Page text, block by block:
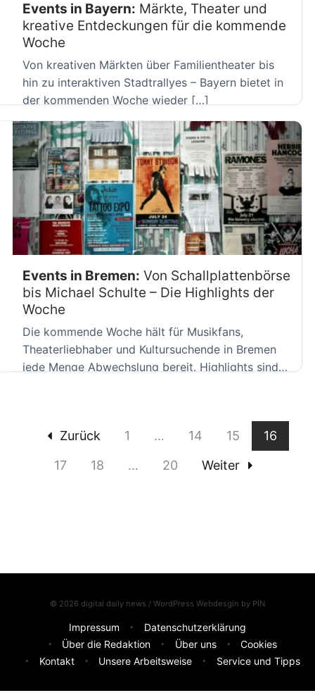
Events in Bayern: Märkte, Theater und
kreative Entdeckungen für die kommende
Woche
Von kreativen Märkten über Familientheater bis
hin zu interaktiven Stadtrallyes – Bayern bietet in
der kommenden Woche wieder […]
Events in Bremen: Von Schallplattenbörse
bis Michael Schulte – Die Highlights der
Woche
Die kommende Woche hält für Musikfans,
Theaterliebhaber und Kultursuchende in Bremen
jede Menge Abwechslung bereit. Highlights sind
Zurück 1 … 14 15
16
17
18 … 20 Weiter
© 2026 digital daily news / WordPress Webdesgin by PIN
Impressum
Datenschutzerklärung
Über die Redaktion
Über uns
Cookies
Kontakt
Unsere Arbeitsweise Service und Tipps